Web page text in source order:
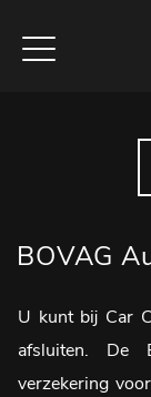
BOVAG
U kunt bij Car
afsluiten. De
verzekering